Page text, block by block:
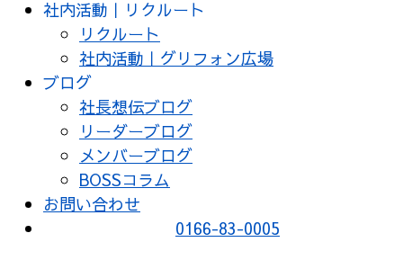
社内活動｜リクルート
リクルート
社内活動｜グリフォン広場
ブログ
社長想伝ブログ
リーダーブログ
メンバーブログ
BOSSコラム
お問い合わせ
0166-83-0005